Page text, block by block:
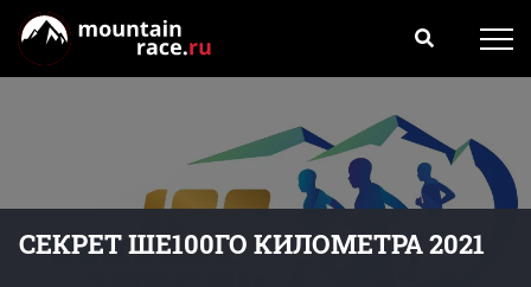
СЕКРЕТ ШЕ100ГО КИЛОМЕТРА 2021